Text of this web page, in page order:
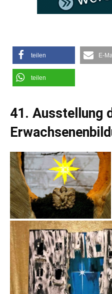
teilen E-
teilen
41. Ausstellung